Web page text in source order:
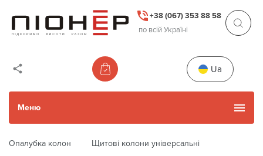
+38 (067) 353 88 58
по всій Україні
Ua
Меню
Каталог товарів
Опалубка колон Щитові колони універсальні